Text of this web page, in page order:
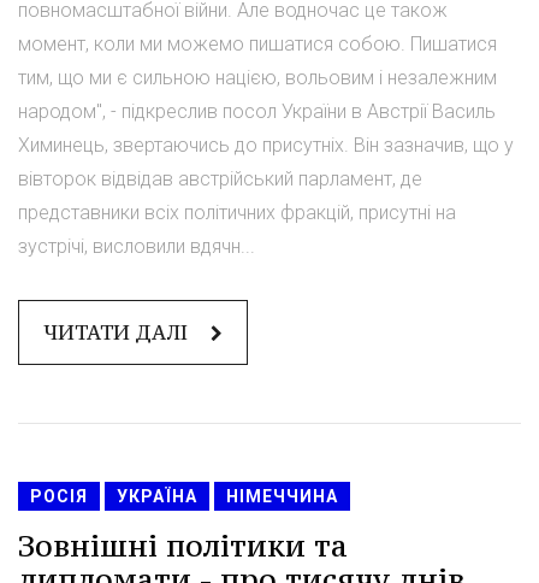
повномасштабної війни. Але водночас це також
момент, коли ми можемо пишатися собою. Пишатися
тим, що ми є сильною нацією, вольовим і незалежним
народом", - підкреслив посол України в Австрії Василь
Химинець, звертаючись до присутніх. Він зазначив, що у
вівторок відвідав австрійський парламент, де
представники всіх політичних фракцій, присутні на
зустрічі, висловили вдячн...
ЧИТАТИ ДАЛІ
РОСІЯ УКРАЇНА НІМЕЧЧИНА
Зовнішні політики та